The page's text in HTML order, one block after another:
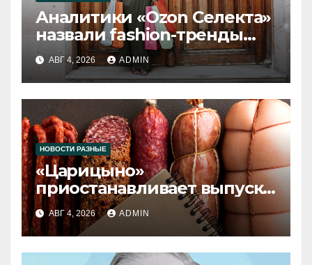
Аналитики «Ozon Селекта»
назвали fashion-тренды
2026 года
АВГ 4, 2026 ADMIN
НОВОСТИ РАЗНЫЕ
«Царицыно»
приостанавливает выпуск
продукции
АВГ 4, 2026 ADMIN